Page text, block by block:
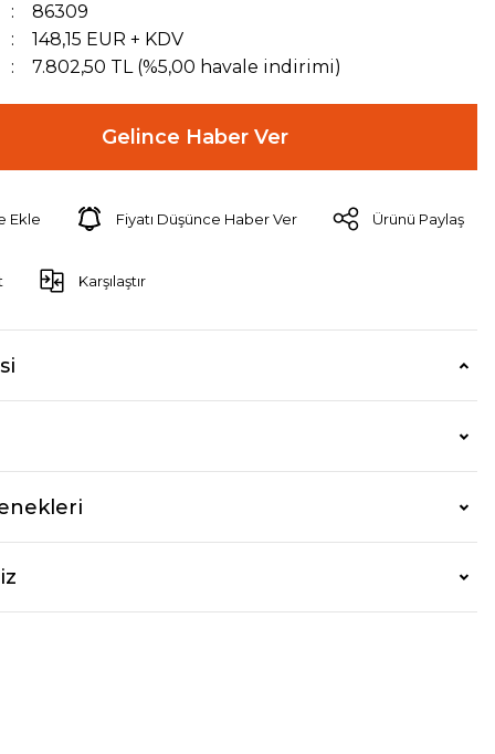
86309
148,15 EUR + KDV
7.802,50 TL (%5,00 havale indirimi)
Gelince Haber Ver
Fiyatı Düşünce Haber Ver Ürünü Paylaş
Karşılaştır